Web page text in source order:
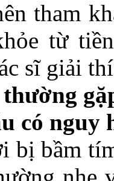
tham
từ
sĩ giải
có nguy
bầm